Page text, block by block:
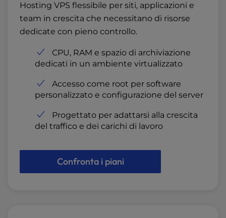
Hosting VPS flessibile per siti, applicazioni e
team in crescita che necessitano di risorse
dedicate con pieno controllo.
CPU, RAM e spazio di archiviazione
dedicati in un ambiente virtualizzato
Accesso come root per software
personalizzato e configurazione del server
Progettato per adattarsi alla crescita
del traffico e dei carichi di lavoro
Confronta i piani